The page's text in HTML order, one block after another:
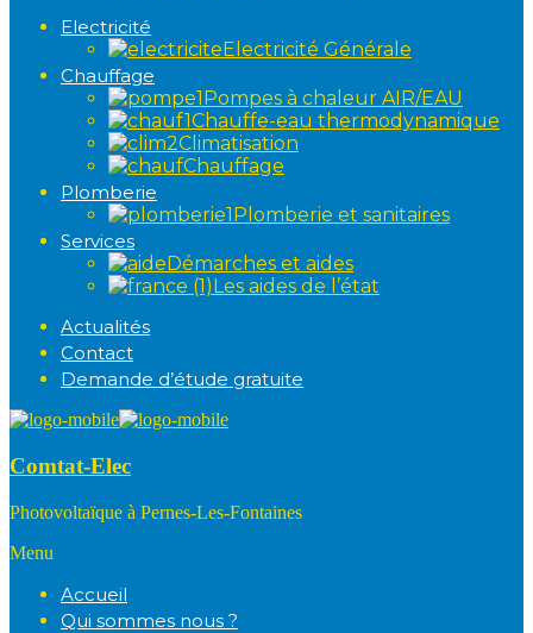
Electricité
Electricité Générale
Chauffage
Pompes à chaleur AIR/EAU
Chauffe-eau thermodynamique
Climatisation
Chauffage
Plomberie
Plomberie et sanitaires
Services
Démarches et aides
Les aides de l’état
Actualités
Contact
Demande d’étude gratuite
Comtat-Elec
Photovoltaïque à Pernes-Les-Fontaines
Menu
Accueil
Qui sommes nous ?